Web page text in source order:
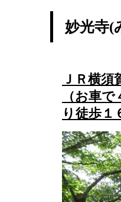
妙光寺(
ＪＲ横
（お車
り徒歩１